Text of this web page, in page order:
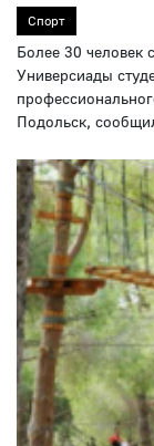
Спорт
Более 30 человек
Универсиады
Подольск,